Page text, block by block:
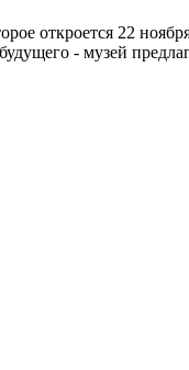
откроется 22
- музей